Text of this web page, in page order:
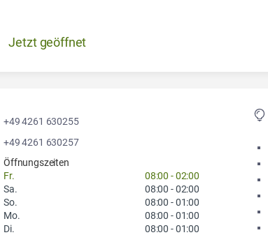
Jetzt geöffnet
+49 4261 630255
+49 4261 630257
Öffnungszeiten
Fr.
08:00 -02:00
Sa.
08:00 -02:00
So.
08:00 -01:00
Mo.
08:00 -01:00
Di.
08:00 -01:00